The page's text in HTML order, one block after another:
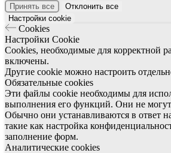
Принять все
Отклонить все
Настройки cookie
Cookies
Настройки Cookie
Cookies, необходимые для корректной
включены.
Другие cookie можно настроить
Обязательные cookies
Эти файлы cookie необходимы для
выполнения его функций. Они не
Обычно они устанавливаются в ответ
такие как настройка
заполнение форм.
Аналитические cookies